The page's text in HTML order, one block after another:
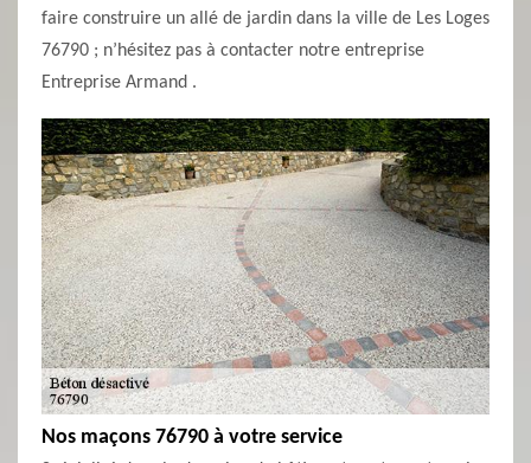
faire construire un allé de jardin dans la ville de Les Loges
76790 ; n’hésitez pas à contacter notre entreprise
Entreprise Armand .
Nos maçons 76790 à votre service